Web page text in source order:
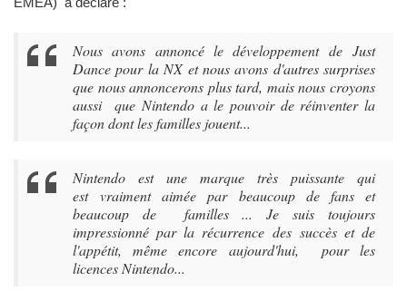
Nous avons annoncé le développement de Just
Dance pour la NX et nous avons d'autres surprises
que nous annoncerons plus tard, mais nous croyons
aussi que Nintendo a le pouvoir de réinventer la
façon dont les familles jouent...
Nintendo est une marque très puissante qui
est vraiment aimée par beaucoup de fans et
beaucoup de familles ... Je suis toujours
impressionné par la récurrence des succès et de
l'appétit, même encore aujourd'hui, pour les
licences Nintendo...